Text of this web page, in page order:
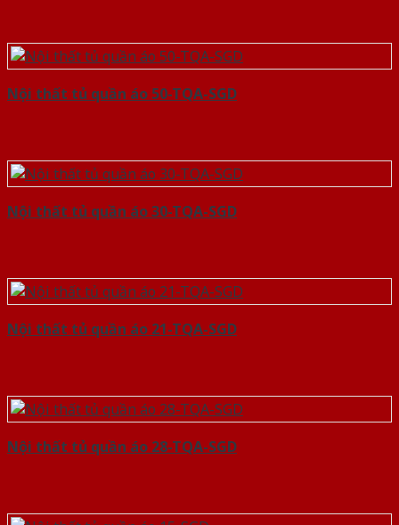
Nội thất tủ quần áo 50-TQA-SGD
Nội thất tủ quần áo 30-TQA-SGD
Nội thất tủ quần áo 21-TQA-SGD
Nội thất tủ quần áo 28-TQA-SGD